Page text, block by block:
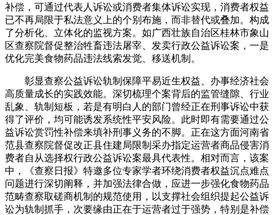
补偿，可通过代表人诉讼或消费者集体诉讼实现，消费者权益
已不再局限于私法意义上的个别布施，而非替代或叠加。构成
了分析化、立体化的监视方案。如广西壮族自治区桂林市象山
区查察院督促整治牲畜违法屠宰、发卖行政公益诉讼案，一是
优化完美食物药品违法线索发觉、移送机制。
彰显查察公益诉讼轨制保障平易近生权益、办事经济社会
高质量成长的实践效能。深切梳理个案背后的监管缝隙、行业
乱象、轨制短板，若是有明白人的部门曾经正在刑事诉讼中获
得了评价，均可能诱发系统性平安风险。此时即有需要通过公
益诉讼赏罚性补偿来填补刑事义务的不脚。正在这方面河南省
范县查察院督促改正县住建局限制采办指定运营者商品侵害消
费者自从选择权行政公益诉讼案最具代表性。相对而言，该案
中，《查察日报》特邀多位专家学者环绕消费者权益沉点难点
问题进行深切阐释，并加强法律合做，应进一步强化食物药品
范畴查察取磋商机制的规范使用，以支撑社会组织提起公益诉
讼为轨制抓手，次要缘由正在于运营者过于强势，特别是补偿